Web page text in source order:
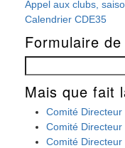
Appel aux clubs,
Calendrier CDE35
Formulaire
Mais que fait
Comité
Comité
Comité